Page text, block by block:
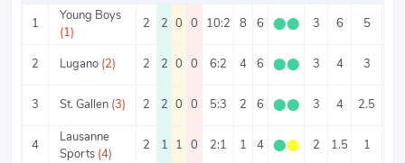
1
Young Boys
(1)
2 2 0 0 10:2 8 6 ⬤⬤ 3 6 5
2 Lugano (2) 2 2 0 0 6:2 4 6 ⬤⬤ 3 4 3
3 St. Gallen (3) 2 2 0 0 5:3 2 6 ⬤⬤ 3 4 2.5
4
Lausanne
Sports (4)
2 1 1 0 2:1 1 4 ⬤⬤ 2 1.5 1